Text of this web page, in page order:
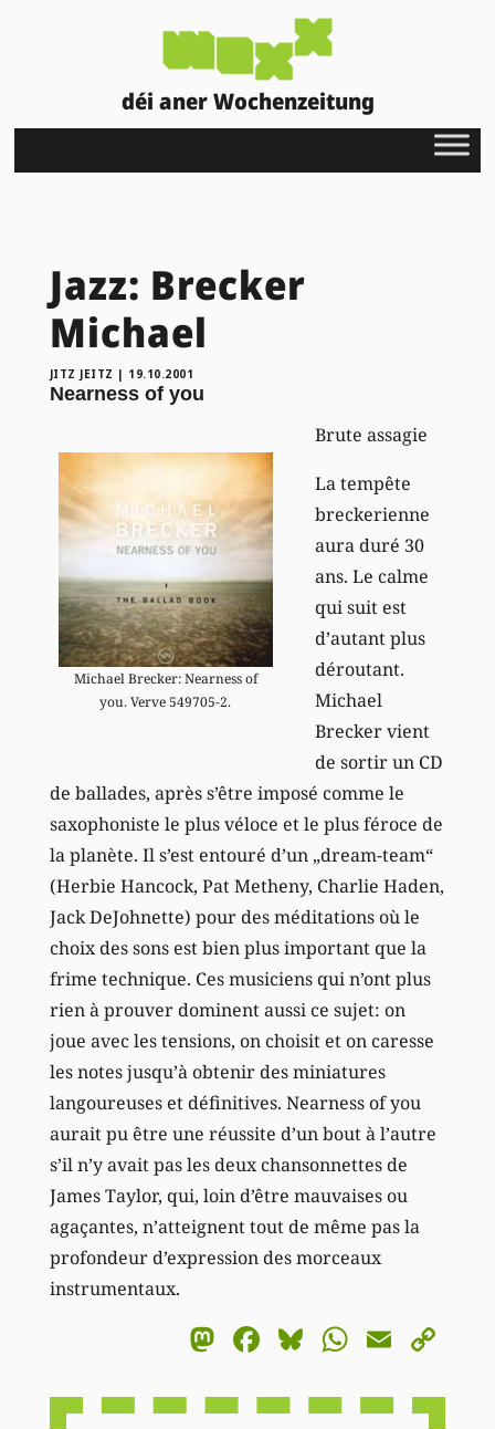
déi aner Wochenzeitung
Jazz: Brecker
Michael
JITZ JEITZ | 19.10.2001
Nearness of you
Michael Brecker: Nearness of
you. Verve 549705-2.
Brute assagie
La tempête
breckerienne
aura duré 30
ans. Le calme
qui suit est
d’autant plus
déroutant.
Michael
Brecker vient
de sortir un CD
de ballades, après s’être imposé comme le
saxophoniste le plus véloce et le plus féroce de
la planète. Il s’est entouré d’un „dream-team“
(Herbie Hancock, Pat Metheny, Charlie Haden,
Jack DeJohnette) pour des méditations où le
choix des sons est bien plus important que la
frime technique. Ces musiciens qui n’ont plus
rien à prouver dominent aussi ce sujet: on
joue avec les tensions, on choisit et on caresse
les notes jusqu’à obtenir des miniatures
langoureuses et définitives. Nearness of you
aurait pu être une réussite d’un bout à l’autre
s’il n’y avait pas les deux chansonnettes de
James Taylor, qui, loin d’être mauvaises ou
agaçantes, n’atteignent tout de même pas la
profondeur d’expression des morceaux
instrumentaux.
Mastodon
Facebook
BlueskyEmail